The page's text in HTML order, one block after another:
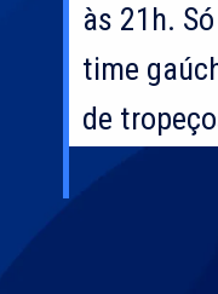
às 21h.
time
de
às 21h.
time
de